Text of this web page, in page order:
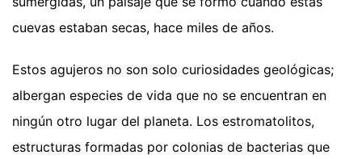
cuevas estaban secas, hace miles de años.
Estos agujeros no son solo curiosidades geológicas;
albergan especies de vida que no se encuentran en
ningún otro lugar del planeta. Los estromatolitos,
estructuras formadas por colonias de bacterias que